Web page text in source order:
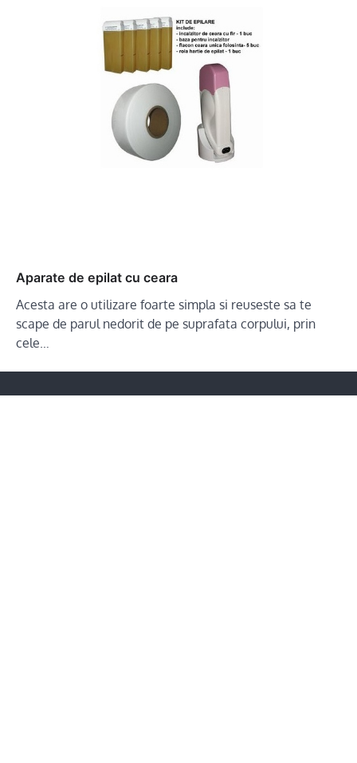
Aparate de epilat cu ceara
Acesta are o utilizare foarte simpla si reuseste sa te
scape de parul nedorit de pe suprafata corpului, prin
cele…